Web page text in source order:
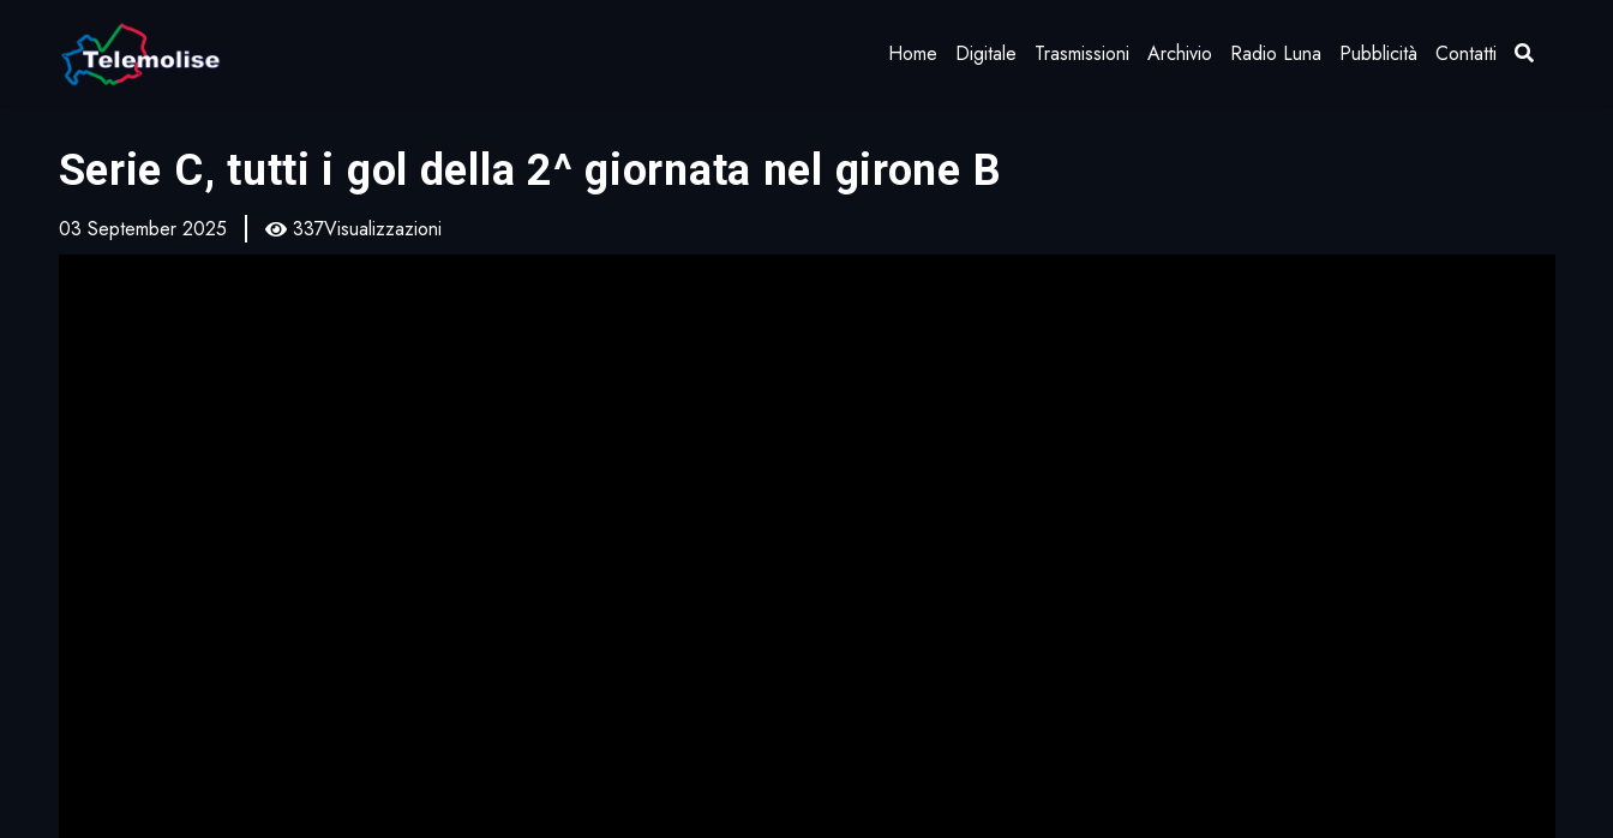
Home Digitale Trasmissioni Archivio Radio Luna Pubblicità Contatti
Serie C, tutti i gol della 2^ giornata nel girone B
03 September 2025 337Visualizzazioni